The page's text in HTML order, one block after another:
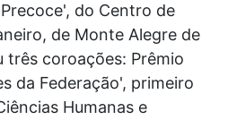
do Centro de
de Monte Alegre de
três coroações: Prêmio
da Federação', primeiro
Humanas e